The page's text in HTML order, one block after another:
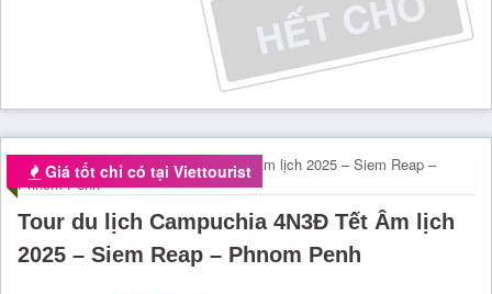
Giá tốt chỉ có tại Viettourist
Tour du lịch Campuchia 4N3Đ Tết Âm lịch
2025 – Siem Reap – Phnom Penh